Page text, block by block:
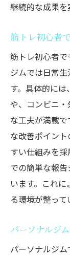
継続的な成果を
筋トレ初心者
筋トレ初心者
ジムでは日常
す。具体的に
や、コンビニ
な工夫が満載
な改善ポイン
すい仕組みを
での簡単な報
います。これ
る環境が整って
パーソナルジ
パーソナルジ